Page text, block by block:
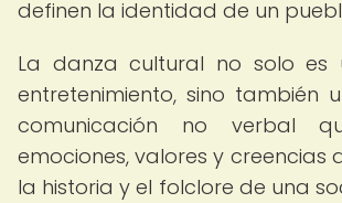
definen la identidad de un
La danza cultural no solo es
entretenimiento, sino también
comunicación no verbal
emociones, valores y creencias
la historia y el folclore de una